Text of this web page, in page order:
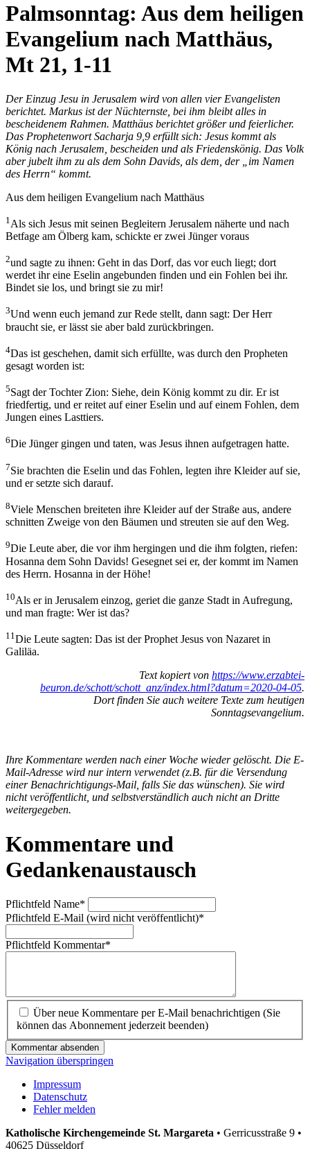
Palmsonntag: Aus dem heiligen
Evangelium nach Matthäus,
Mt 21, 1-11
Der Einzug Jesu in Jerusalem wird von allen vier Evangelisten
berichtet. Markus ist der Nüchternste, bei ihm bleibt alles in
bescheidenem Rahmen. Matthäus berichtet größer und feierlicher.
Das Prophetenwort Sacharja 9,9 erfüllt sich: Jesus kommt als
König nach Jerusalem, bescheiden und als Friedenskönig. Das Volk
aber jubelt ihm zu als dem Sohn Davids, als dem, der „im Namen
des Herrn“ kommt.
Aus dem heiligen Evangelium nach Matthäus
1 Als sich Jesus mit seinen Begleitern Jerusalem näherte und nach
Betfage am Ölberg kam, schickte er zwei Jünger voraus
2und sagte zu ihnen: Geht in das Dorf, das vor euch liegt; dort
werdet ihr eine Eselin angebunden finden und ein Fohlen bei ihr.
Bindet sie los, und bringt sie zu mir!
3Und wenn euch jemand zur Rede stellt, dann sagt: Der Herr
braucht sie, er lässt sie aber bald zurückbringen.
4Das ist geschehen, damit sich erfüllte, was durch den Propheten
gesagt worden ist:
5Sagt der Tochter Zion: Siehe, dein König kommt zu dir. Er ist
friedfertig, und er reitet auf einer Eselin und auf einem Fohlen, dem
Jungen eines Lasttiers.
6Die Jünger gingen und taten, was Jesus ihnen aufgetragen hatte.
7Sie brachten die Eselin und das Fohlen, legten ihre Kleider auf sie,
und er setzte sich darauf.
8Viele Menschen breiteten ihre Kleider auf der Straße aus, andere
schnitten Zweige von den Bäumen und streuten sie auf den Weg.
9Die Leute aber, die vor ihm hergingen und die ihm folgten, riefen:
Hosanna dem Sohn Davids! Gesegnet sei er, der kommt im Namen
des Herrn. Hosanna in der Höhe!
10Als er in Jerusalem einzog, geriet die ganze Stadt in Aufregung,
und man fragte: Wer ist das?
11 Die Leute sagten: Das ist der Prophet Jesus von Nazaret in
Galiläa.
Text kopiert von https://www.erzabtei-
beuron.de/schott/schott_anz/index.html?datum=2020-04-05.
Dort finden Sie auch weitere Texte zum heutigen
Sonntagsevangelium.
Ihre Kommentare werden nach einer Woche wieder gelöscht. Die E-
Mail-Adresse wird nur intern verwendet (z.B. für die Versendung
einer Benachrichtigungs-Mail, falls Sie das wünschen). Sie wird
nicht veröffentlicht, und selbstverständlich auch nicht an Dritte
weitergegeben.
Kommentare und
Gedankenaustausch
Pflichtfeld Name*
Pflichtfeld E-Mail (wird nicht veröffentlicht)*
Pflichtfeld Kommentar*
Über neue Kommentare per E-Mail benachrichtigen (Sie
können das Abonnement jederzeit beenden)
Kommentar absenden
Navigation überspringen
Impressum
Datenschutz
Fehler melden
Katholische Kirchengemeinde St. Margareta • Gerricusstraße 9 •
40625 Düsseldorf